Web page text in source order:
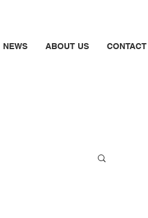
NEWS ABOUT US CONTACT